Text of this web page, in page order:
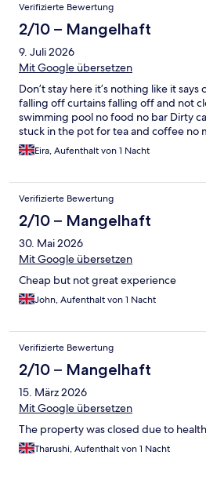
Verifizierte Bewertung
2/10 – Mangelhaft
9. Juli 2026
Mit Google übersetzen
Don’t stay here it’s nothing like it
falling off curtains falling off and not
swimming pool no food no bar Dirty
stuck in the pot for tea and coffee no
Eira, Aufenthalt von 1 Nacht
Verifizierte Bewertung
2/10 – Mangelhaft
30. Mai 2026
Mit Google übersetzen
Cheap but not great experience
John, Aufenthalt von 1 Nacht
Verifizierte Bewertung
2/10 – Mangelhaft
15. März 2026
Mit Google übersetzen
The property was closed due to
Tharushi, Aufenthalt von 1 Nacht